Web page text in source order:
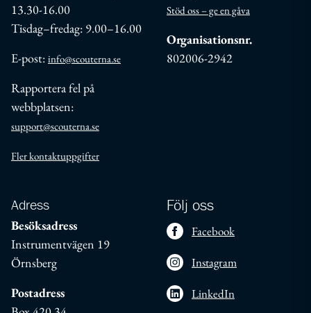
13.30-16.00
Tisdag–fredag: 9.00–16.00
E-post: info@scouterna.se
Rapportera fel på
webbplatsen:
support@scouterna.se
Fler kontaktuppgifter
Stöd oss – ge en gåva
Organisationsnr.
802006-2942
Adress
Besöksadress
Instrumentvägen 19
Örnsberg
Postadress
Följ oss
Facebook
Instagram
LinkedIn